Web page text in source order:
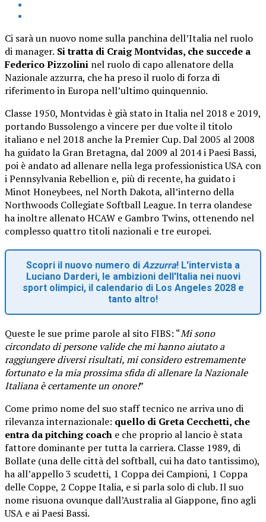
Ci sarà un nuovo nome sulla panchina dell’Italia nel ruolo
di manager. Si tratta di Craig Montvidas, che succede a
Federico Pizzolini nel ruolo di capo allenatore della
Nazionale azzurra, che ha preso il ruolo di forza di
riferimento in Europa nell’ultimo quinquennio.
Classe 1950, Montvidas è già stato in Italia nel 2018 e 2019,
portando Bussolengo a vincere per due volte il titolo
italiano e nel 2018 anche la Premier Cup. Dal 2005 al 2008
ha guidato la Gran Bretagna, dal 2009 al 2014 i Paesi Bassi,
poi è andato ad allenare nella lega professionistica USA con
i Pennsylvania Rebellion e, più di recente, ha guidato i
Minot Honeybees, nel North Dakota, all’interno della
Northwoods Collegiate Softball League. In terra olandese
ha inoltre allenato HCAW e Gambro Twins, ottenendo nel
complesso quattro titoli nazionali e tre europei.
Scopri il nuovo numero di Azzurra! L'intervista a
Luciano Darderi, le ambizioni dell'Italia nei nuovi
sport olimpici, il calendario di Los Angeles 2028 e
tanto altro!
Queste le sue prime parole al sito FIBS: “Mi sono
circondato di persone valide che mi hanno aiutato a
raggiungere diversi risultati, mi considero estremamente
fortunato e la mia prossima sfida di allenare la Nazionale
Italiana è certamente un onore!”
Come primo nome del suo staff tecnico ne arriva uno di
rilevanza internazionale: quello di Greta Cecchetti, che
entra da pitching coach e che proprio al lancio è stata
fattore dominante per tutta la carriera. Classe 1989, di
Bollate (una delle città del softball, cui ha dato tantissimo),
ha all’appello 3 scudetti, 1 Coppa dei Campioni, 1 Coppa
delle Coppe, 2 Coppe Italia, e si parla solo di club. Il suo
nome risuona ovunque dall’Australia al Giappone, fino agli
USA e ai Paesi Bassi.